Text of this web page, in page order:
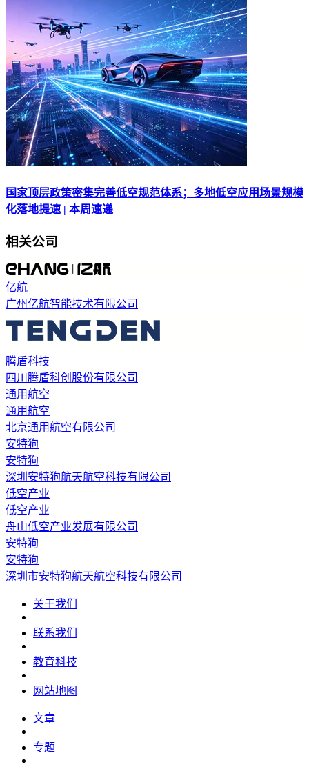
国家顶层政策密集完善低空规范体系；多地低空应用场景规模
化落地提速 | 本周速递
相关公司
亿航
广州亿航智能技术有限公司
腾盾科技
四川腾盾科创股份有限公司
通用航空
通用航空
北京通用航空有限公司
安特狗
安特狗
深圳安特狗航天航空科技有限公司
低空产业
低空产业
舟山低空产业发展有限公司
安特狗
安特狗
深圳市安特狗航天航空科技有限公司
关于我们
|
联系我们
|
教育科技
|
网站地图
文章
|
专题
|